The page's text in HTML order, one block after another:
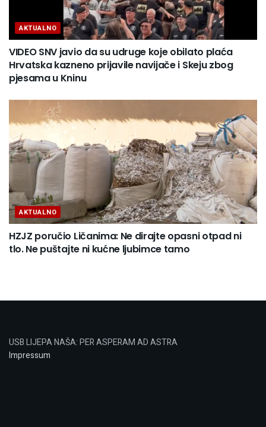
AKTUALNO
VIDEO SNV javio da su udruge koje obilato plaća
Hrvatska kazneno prijavile navijače i Skeju zbog
pjesama u Kninu
AKTUALNO
HZJZ poručio Ličanima: Ne dirajte opasni otpad ni
tlo. Ne puštajte ni kućne ljubimce tamo
USB LIJEPA NAŠA: PER ASPERAM AD ASTRA
Impressum